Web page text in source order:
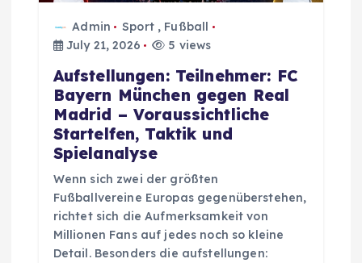
Admin Sport, Fußball
July 21, 2026
5 views
Aufstellungen: Teilnehmer: FC
Bayern München gegen Real
Madrid – Voraussichtliche
Startelfen, Taktik und
Spielanalyse
Wenn sich zwei der größten
Fußballvereine Europas gegenüberstehen,
richtet sich die Aufmerksamkeit von
Millionen Fans auf jedes noch so kleine
Detail. Besonders die aufstellungen: